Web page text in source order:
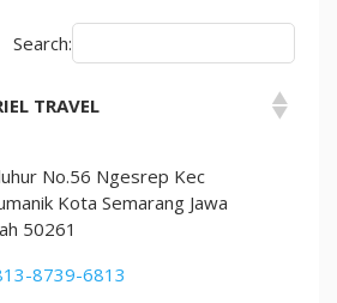
Search:
TRAVEL
No.56 Ngesrep Kec
Kota Semarang Jawa
50261
8739-6813